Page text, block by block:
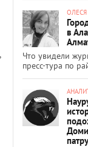
в
Что увидели
пресс-тура по